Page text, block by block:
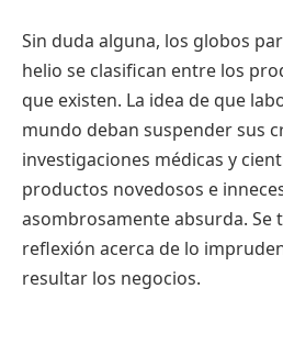
Sin duda alguna, los globos
helio se clasifican entre los
que existen. La idea de que
mundo deban suspender sus
investigaciones médicas y
productos novedosos e
asombrosamente absurda. Se
reflexión acerca de lo
resultar los negocios.